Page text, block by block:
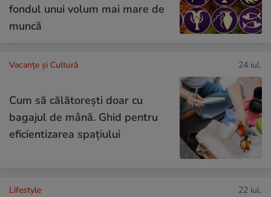
fondul unui volum mai mare de
muncă
Vacanțe și Cultură 24 iul.
Cum să călătoreşti doar cu
bagajul de mână. Ghid pentru
eficientizarea spaţiului
Lifestyle 22 iul.